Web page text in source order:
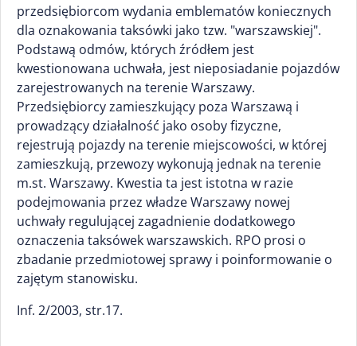
przedsiębiorcom wydania emblematów koniecznych
dla oznakowania taksówki jako tzw. "warszawskiej".
Podstawą odmów, których źródłem jest
kwestionowana uchwała, jest nieposiadanie pojazdów
zarejestrowanych na terenie Warszawy.
Przedsiębiorcy zamieszkujący poza Warszawą i
prowadzący działalność jako osoby fizyczne,
rejestrują pojazdy na terenie miejscowości, w której
zamieszkują, przewozy wykonują jednak na terenie
m.st. Warszawy. Kwestia ta jest istotna w razie
podejmowania przez władze Warszawy nowej
uchwały regulującej zagadnienie dodatkowego
oznaczenia taksówek warszawskich. RPO prosi o
zbadanie przedmiotowej sprawy i poinformowanie o
zajętym stanowisku.
Inf. 2/2003, str.17.